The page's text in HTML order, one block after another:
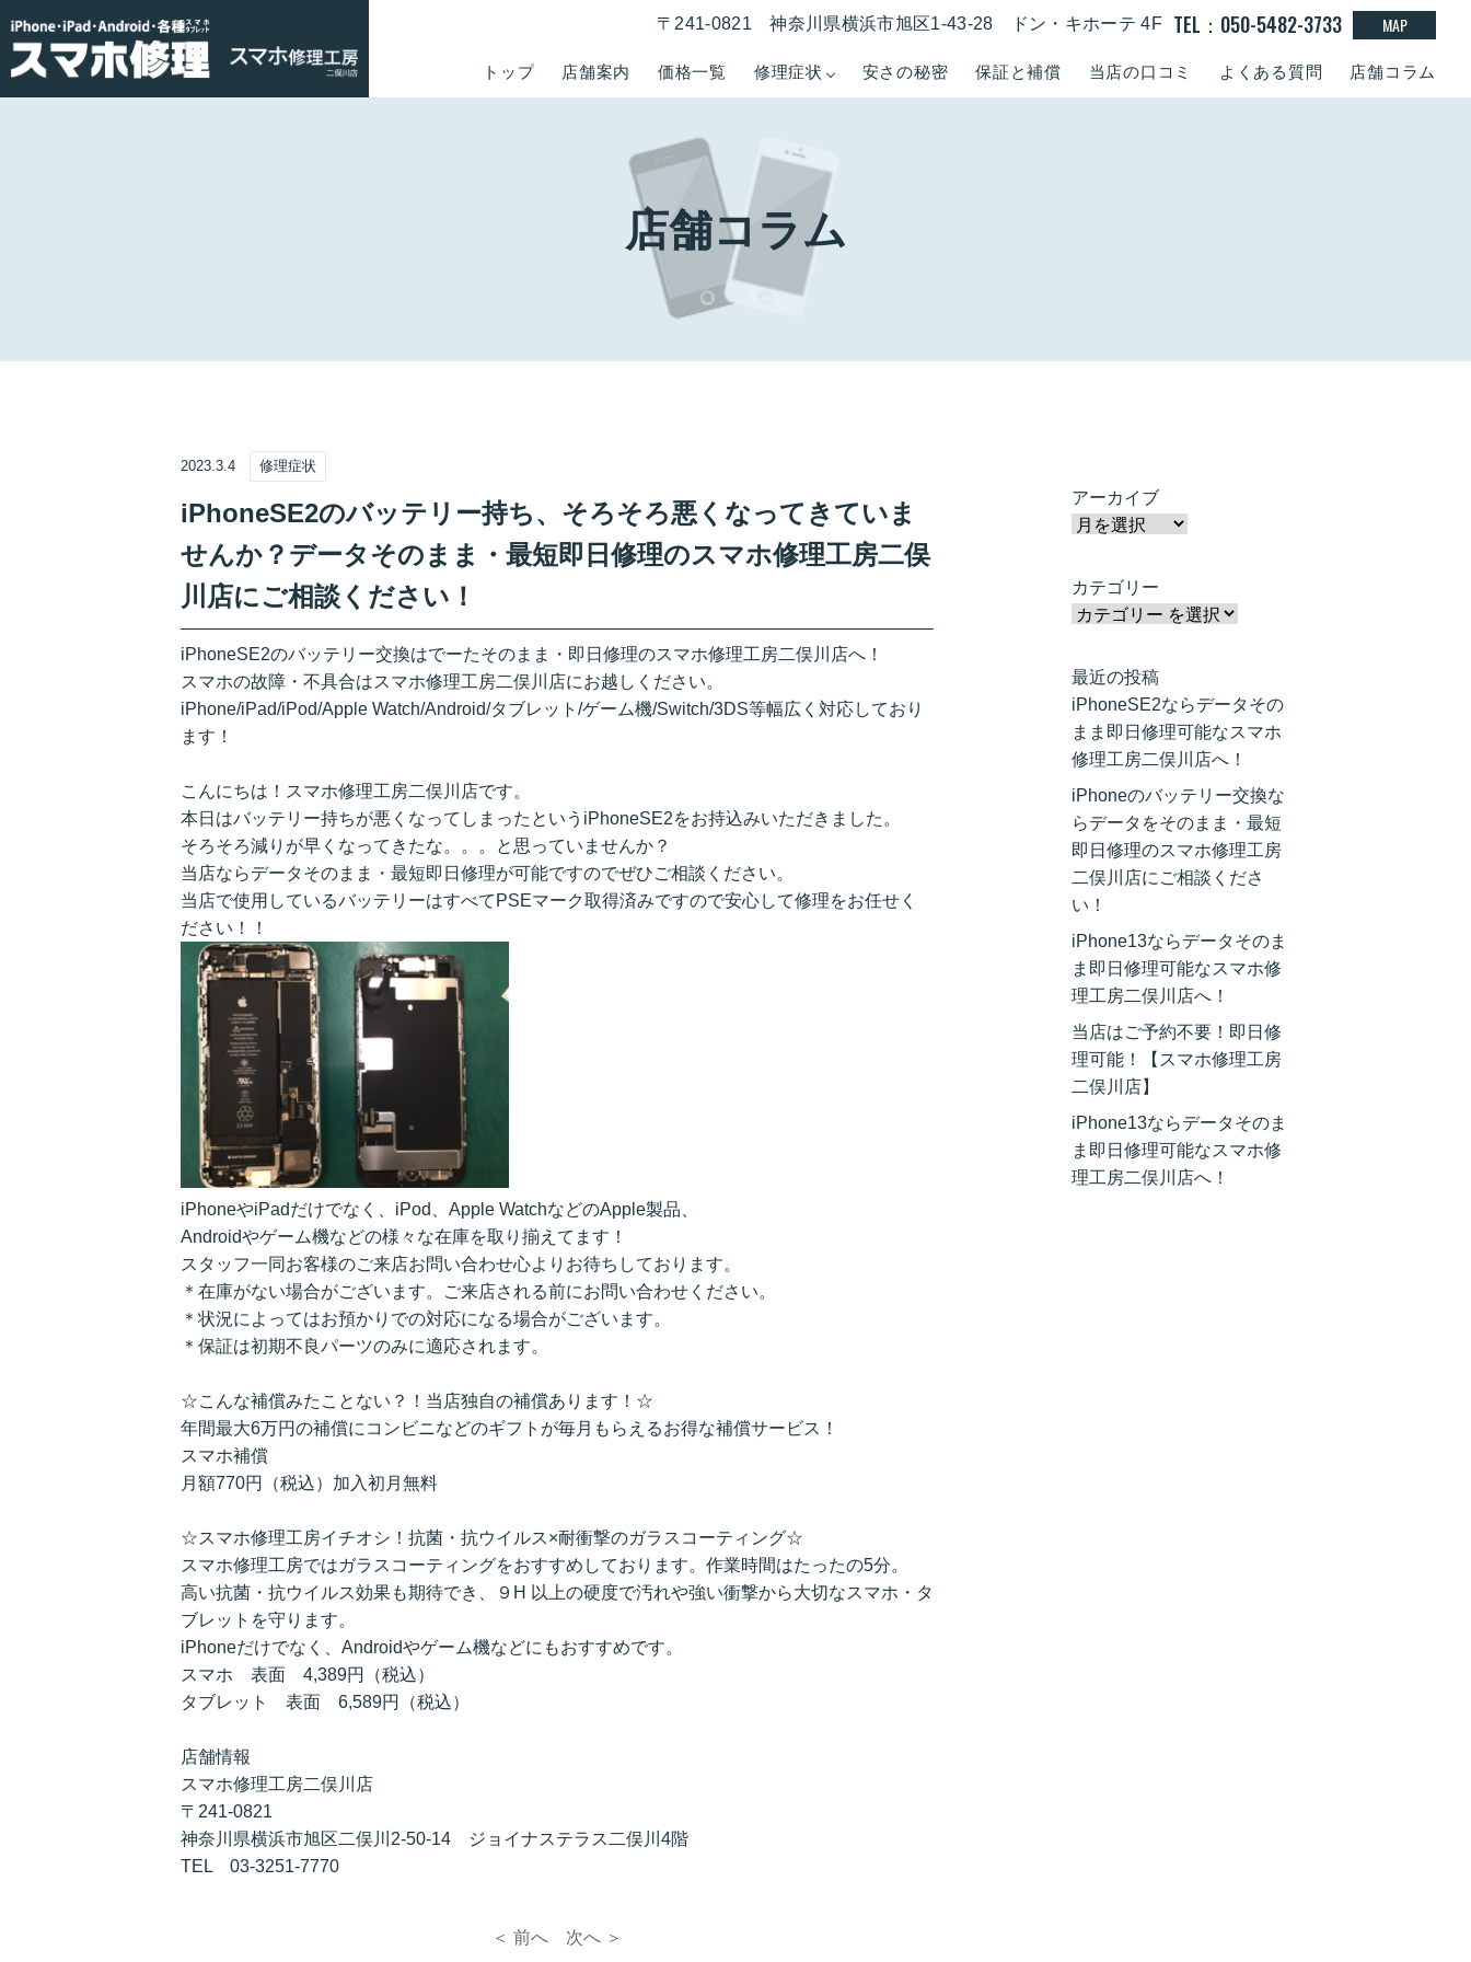
トップ 店舗案内 価格一覧 修理症状 安さの秘密 保証と補償 当店の口コミ よくある質問 店舗コラム
〒241-0821 神奈川県横浜市旭区1-43-28 ドン・キホーテ 4F TEL：050-5482-3733 MAP
店舗コラム
2023.3.4 修理症状
iPhoneSE2のバッテリー持ち、そろそろ悪くなってきていま
せんか？データそのまま・最短即日修理のスマホ修理工房二俣
川店にご相談ください！
iPhoneSE2のバッテリー交換はでーたそのまま・即日修理のスマホ修理工房二俣川店へ！
スマホの故障・不具合はスマホ修理工房二俣川店にお越しください。
iPhone/iPad/iPod/Apple Watch/Android/タブレット/ゲーム機/Switch/3DS等幅広く対応しており
ます！
こんにちは！スマホ修理工房二俣川店です。
本日はバッテリー持ちが悪くなってしまったというiPhoneSE2をお持込みいただきました。
そろそろ減りが早くなってきたな。。。と思っていませんか？
当店ならデータそのまま・最短即日修理が可能ですのでぜひご相談ください。
当店で使用しているバッテリーはすべてPSEマーク取得済みですので安心して修理をお任せく
ださい！！
iPhoneやiPadだけでなく、iPod、Apple WatchなどのApple製品、
Androidやゲーム機などの様々な在庫を取り揃えてます！
スタッフ一同お客様のご来店お問い合わせ心よりお待ちしております。
＊在庫がない場合がございます。ご来店される前にお問い合わせください。
＊状況によってはお預かりでの対応になる場合がございます。
＊保証は初期不良パーツのみに適応されます。
☆こんな補償みたことない？！当店独自の補償あります！☆
年間最大6万円の補償にコンビニなどのギフトが毎月もらえるお得な補償サービス！
スマホ補償
月額770円（税込）加入初月無料
☆スマホ修理工房イチオシ！抗菌・抗ウイルス×耐衝撃のガラスコーティング☆
スマホ修理工房ではガラスコーティングをおすすめしております。作業時間はたったの5分。
高い抗菌・抗ウイルス効果も期待でき、９H 以上の硬度で汚れや強い衝撃から大切なスマホ・タ
ブレットを守ります。
iPhoneだけでなく、Androidやゲーム機などにもおすすめです。
スマホ 表面 4,389円（税込）
タブレット 表面 6,589円（税込）
店舗情報
スマホ修理工房二俣川店
〒241-0821
神奈川県横浜市旭区二俣川2-50-14 ジョイナステラス二俣川4階
TEL 03-3251-7770
＜ 前へ 次へ ＞
アーカイブ
カテゴリー
最近の投稿
iPhoneSE2ならデータその
まま即日修理可能なスマホ
修理工房二俣川店へ！
iPhoneのバッテリー交換な
らデータをそのまま・最短
即日修理のスマホ修理工房
二俣川店にご相談くださ
い！
iPhone13ならデータそのま
ま即日修理可能なスマホ修
理工房二俣川店へ！
当店はご予約不要！即日修
理可能！【スマホ修理工房
二俣川店】
iPhone13ならデータそのま
ま即日修理可能なスマホ修
理工房二俣川店へ！